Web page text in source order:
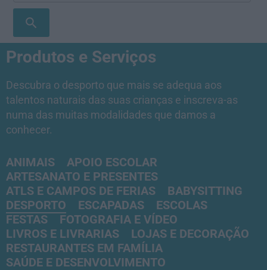
search
Produtos e Serviços
Descubra o desporto que mais se adequa aos
talentos naturais das suas crianças e inscreva-as
numa das muitas modalidades que damos a
conhecer.
ANIMAIS
APOIO ESCOLAR
ARTESANATO E PRESENTES
ATLS E CAMPOS DE FERIAS
BABYSITTING
DESPORTO
ESCAPADAS
ESCOLAS
FESTAS
FOTOGRAFIA E VÍDEO
LIVROS E LIVRARIAS
LOJAS E DECORAÇÃO
RESTAURANTES EM FAMÍLIA
SAÚDE E DESENVOLVIMENTO